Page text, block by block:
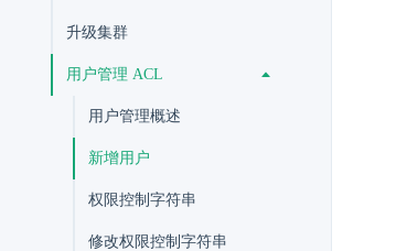
升级集群
用户管理 ACL
用户管理概述
新增用户
权限控制字符串
修改权限控制字符串